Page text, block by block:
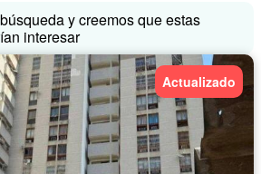
y creemos que estas
interesar
Actualizado